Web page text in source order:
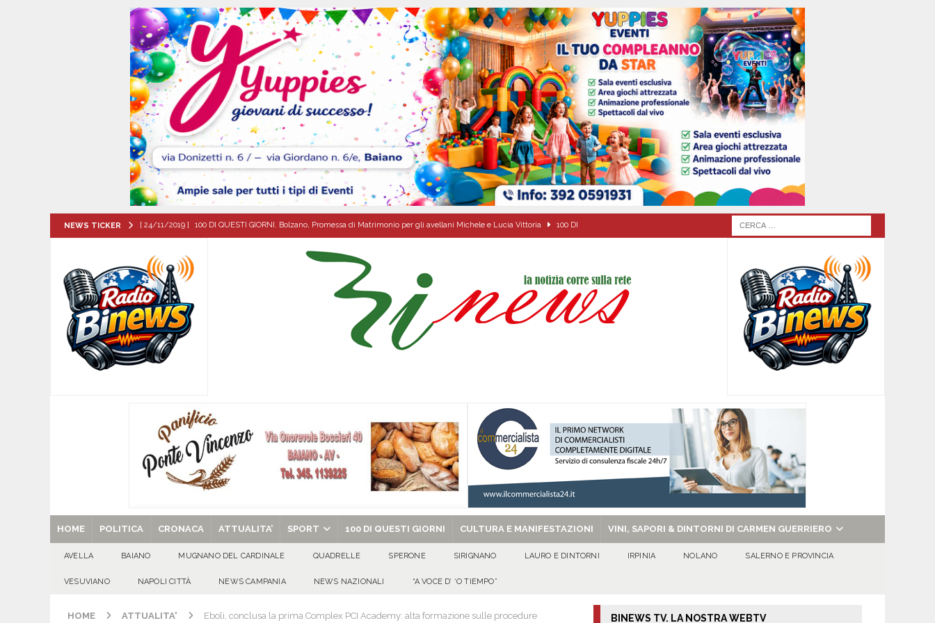
NEWS TICKER [ 24/11/2019 ] 100 DI QUESTI GIORNI. Bolzano, Promessa di Matrimonio per gli avellani Michele e Lucia Vittoria 100 DI
[ 07/08/2026 ] Baiano in festa per i 40 anni di Carla Miceli: gli auguri speciali della famiglia Colucci
[ 07/08/2026 ] Santa Filomena: una storia di fede che vive da oltre due secoli ATTUALITA'
[ 06/08/2026 ] Il comune di Meta di Sorrento stipula protolocco d’intesa con la guardia Agroforestale Italiana SALERNO
CITTA'
[ 06/08/2026 ]
[ 29/08/2025 ] SANT’Oggi. Venerdì 29 agosto la chiesa celebra il Martirio di san Giovanni Battista e santa Sabina
HOME POLITICA CRONACA ATTUALITA’ SPORT 100 DI QUESTI GIORNI CULTURA E MANIFESTAZIONI VINI, SAPORI & DINTORNI DI CARMEN GUERRIERO
AVELLA BAIANO MUGNANO DEL CARDINALE QUADRELLE SPERONE SIRIGNANO LAURO E DINTORNI IRPINIA NOLANO SALERNO E PROVINCIA
VESUVIANO NAPOLI CITTÀ NEWS CAMPANIA NEWS NAZIONALI “A VOCE D’ ‘O TIEMPO”
HOME ATTUALITA' Eboli, conclusa la prima Complex PCI Academy: alta formazione sulle procedure BINEWS TV. LA NOSTRA WEBTV